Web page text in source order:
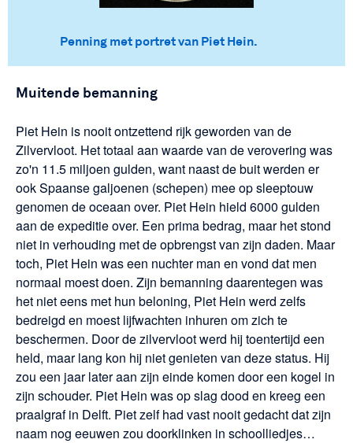
Penning met portret van Piet Hein.
Muitende bemanning
Piet Hein is nooit ontzettend rijk geworden van de
Zilvervloot. Het totaal aan waarde van de verovering was
zo'n 11.5 miljoen gulden, want naast de buit werden er
ook Spaanse galjoenen (schepen) mee op sleeptouw
genomen de oceaan over. Piet Hein hield 6000 gulden
aan de expeditie over. Een prima bedrag, maar het stond
niet in verhouding met de opbrengst van zijn daden. Maar
toch, Piet Hein was een nuchter man en vond dat men
normaal moest doen. Zijn bemanning daarentegen was
het niet eens met hun beloning, Piet Hein werd zelfs
bedreigd en moest lijfwachten inhuren om zich te
beschermen. Door de zilvervloot werd hij toentertijd een
held, maar lang kon hij niet genieten van deze status. Hij
zou een jaar later aan zijn einde komen door een kogel in
zijn schouder. Piet Hein was op slag dood en kreeg een
praalgraf in Delft. Piet zelf had vast nooit gedacht dat zijn
naam nog eeuwen zou doorklinken in schoolliedjes…